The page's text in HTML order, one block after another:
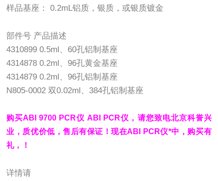
样品基座： 0.2mL铝质，银质，或银质镀金
部件号 产品描述
4310899 0.5ml、60孔铝制基座
4314878 0.2ml、96孔黄金基座
4314879 0.2ml、96孔铝制基座
N805-0002 双0.02ml、384孔铝制基座
购买ABI 9700 PCR仪 ABI PCR仪，请您致电北京科誉兴
业，质优价低，售后有保证！现在ABI PCR仪*中，购买有
礼，！
详情请